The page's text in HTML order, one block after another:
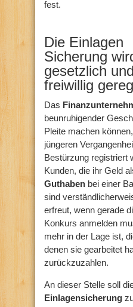
fest.
Die Einlagen
Sicherung
gesetzlich
freiwillig
Das
beunruhigender
Pleite machen
jüngeren
Bestürzung registriert
Kunden, die ihr Geld
Guthaben bei einer
sind
erfreut, wenn gerade
Konkurs anmelden
mehr in der Lage ist,
denen sie gearbeitet
zurückzuzahlen.
An dieser Stelle soll
Einlagensicherung